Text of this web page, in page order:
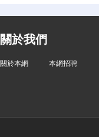
關於我們
關於本網 本網招聘